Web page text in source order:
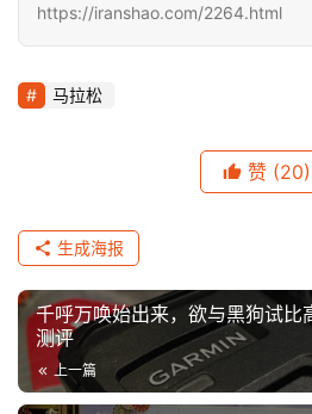
https://iranshao.com/2264.html
马拉松
赞 (20)
生成海报
千呼万唤始出来，欲与黑狗试
测评
上一篇